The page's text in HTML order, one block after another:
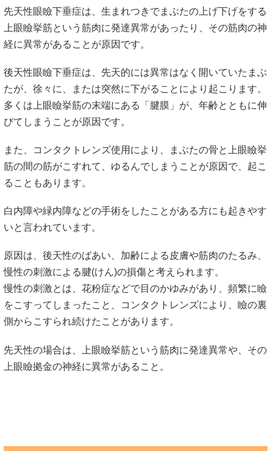
先天性眼瞼下垂症は、生まれつきでまぶたの上げ下げをする
上眼瞼挙筋という筋肉に発達異常があったり、その筋肉の神
経に異常があることが原因です。
後天性眼瞼下垂症は、先天的には異常はなく開いていたまぶ
たが、徐々に、または突然に下がることにより起こります。
多くは上眼瞼挙筋の末端にある「腱膜」が、年齢とともに伸
びてしまうことが原因です。
また、コンタクトレンズ使用により、まぶたの骨と上眼瞼挙
筋の間の筋がこすれて、ゆるんでしまうことが原因で、起こ
ることもあります。
白内障や緑内障などの手術をしたことがある方にも起きやす
いと言われています。
原因は、後天性のばあい、加齢による皮膚や筋肉のたるみ、
慢性の刺激による腱(けん)の損傷と考えられます。
慢性の刺激とは、花粉症などで目のかゆみがあり、頻繁に瞼
をこすってしまったこと、コンタクトレンズにより、瞼の裏
側からこすられ続けたことがあります。
先天性の場合は、上眼瞼挙筋という筋肉に発達異常や、その
上眼瞼拠金の神経に異常があること。